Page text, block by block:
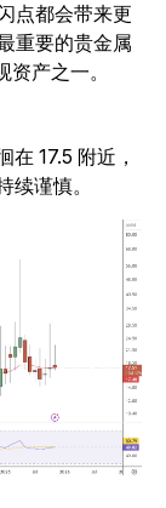
点都会带来更
重要的贵金属
产之一。
17.5 附近，
谨慎。